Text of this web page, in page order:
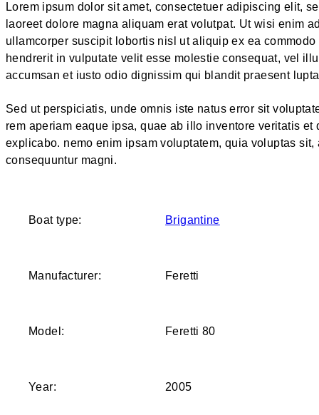
Lorem ipsum dolor sit amet, consectetuer adipiscing elit,
laoreet dolore magna aliquam erat volutpat. Ut wisi enim
ullamcorper suscipit lobortis nisl ut aliquip ex ea
hendrerit in vulputate velit esse molestie consequat, vel
accumsan et iusto odio dignissim qui blandit praesent
Sed ut perspiciatis, unde omnis iste natus error sit
rem aperiam eaque ipsa, quae ab illo inventore veritatis
explicabo. nemo enim ipsam voluptatem, quia voluptas
consequuntur magni.
Boat type: Brigantine
Manufacturer: Feretti
Model: Feretti 80
Year: 2005